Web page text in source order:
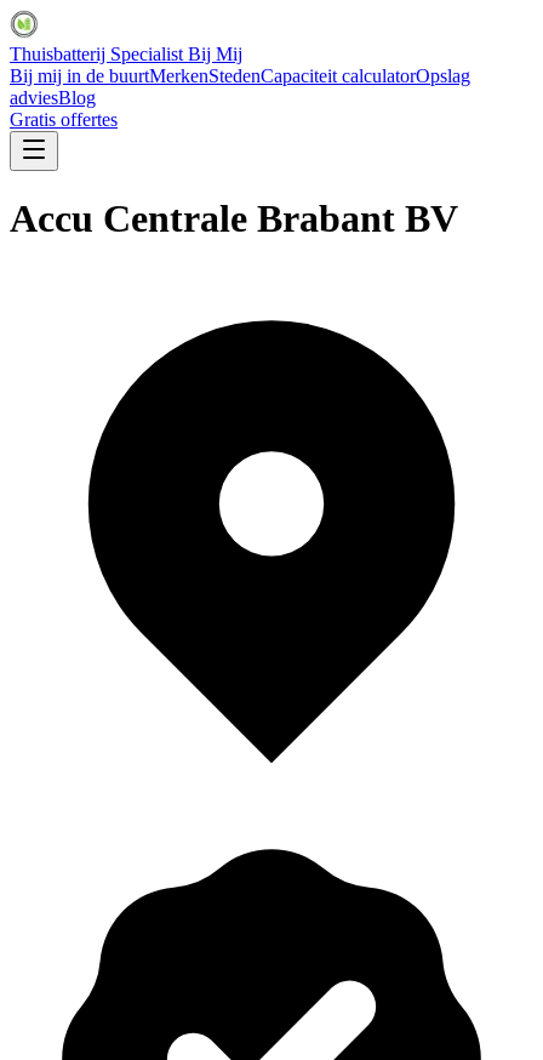
Thuisbatterij Specialist Bij Mij
Bij mij in de buurtMerkenStedenCapaciteit calculatorOpslag
adviesBlog
Gratis offertes
Accu Centrale Brabant BV